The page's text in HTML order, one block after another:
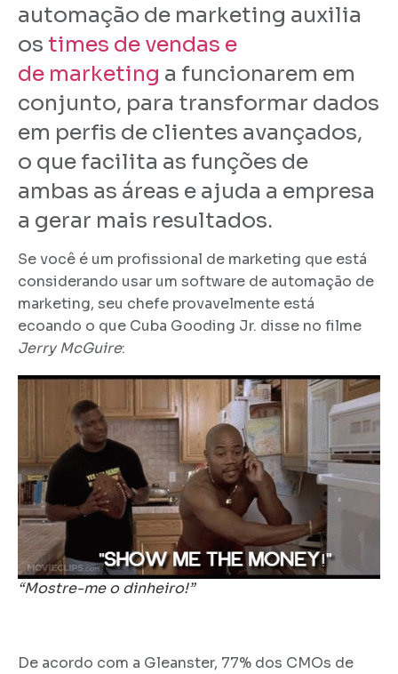
automação de marketing auxilia
os times de vendas e
de marketing a funcionarem em
conjunto, para transformar dados
em perfis de clientes avançados,
o que facilita as funções de
ambas as áreas e ajuda a empresa
a gerar mais resultados.
Se você é um profissional de marketing que está
considerando usar um software de automação de
marketing, seu chefe provavelmente está
ecoando o que Cuba Gooding Jr. disse no filme
Jerry McGuire:
“Mostre-me o dinheiro!”
De acordo com a Gleanster, 77% dos CMOs de